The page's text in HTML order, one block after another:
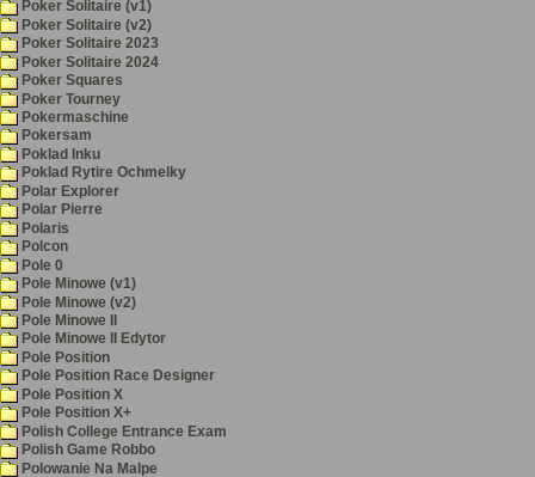
Poker Solitaire (v1)
Poker Solitaire (v2)
Poker Solitaire 2023
Poker Solitaire 2024
Poker Squares
Poker Tourney
Pokermaschine
Pokersam
Poklad Inku
Poklad Rytire Ochmelky
Polar Explorer
Polar Pierre
Polaris
Polcon
Pole 0
Pole Minowe (v1)
Pole Minowe (v2)
Pole Minowe II
Pole Minowe II Edytor
Pole Position
Pole Position Race Designer
Pole Position X
Pole Position X+
Polish College Entrance Exam
Polish Game Robbo
Polowanie Na Malpe